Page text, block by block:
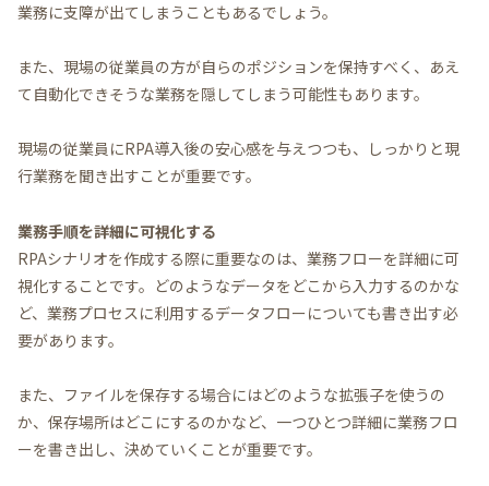
業務に支障が出てしまうこともあるでしょう。
また、現場の従業員の方が自らのポジションを保持すべく、あえ
て自動化できそうな業務を隠してしまう可能性もあります。
現場の従業員にRPA導入後の安心感を与えつつも、しっかりと現
行業務を聞き出すことが重要です。
業務手順を詳細に可視化する
RPAシナリオを作成する際に重要なのは、業務フローを詳細に可
視化することです。どのようなデータをどこから入力するのかな
ど、業務プロセスに利用するデータフローについても書き出す必
要があります。
また、ファイルを保存する場合にはどのような拡張子を使うの
か、保存場所はどこにするのかなど、一つひとつ詳細に業務フロ
ーを書き出し、決めていくことが重要です。